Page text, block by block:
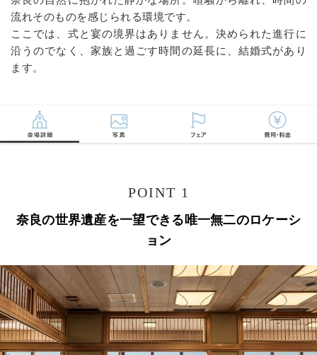
流れそのものを感じられる環境です。
ここでは、式と宴の境界はありません。決められた進行に
沿うのでなく、家族と過ごす時間の延長に、結婚式があり
ます。
POINT 1
奈良の世界遺産を一望できる唯一無二のロケーシ
ョン